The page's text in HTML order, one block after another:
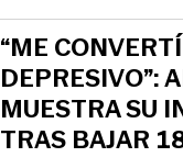
“ME
DEPRESIVO”:
MUESTRA SU
TRAS BAJAR